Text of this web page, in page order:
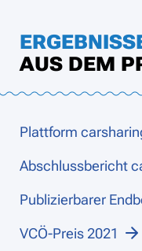
AUS DEM
Plattform
Abschlussbericht
Publizierbarer
VCÖ-Preis 2021